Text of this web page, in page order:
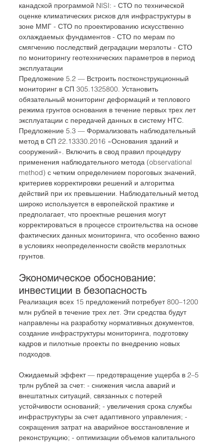
канадской программой NISI: - СТО по технической
оценке климатических рисков для инфраструктуры в
зоне ММГ - СТО по проектированию искусственно
охлаждаемых фундаментов - СТО по мерам по
смягчению последствий деградации мерзлоты - СТО
по мониторингу геотехнических параметров в период
эксплуатации
Предложение 5.2 — Встроить постконструкционный
мониторинг в СП 305.1325800. Установить
обязательный мониторинг деформаций и теплового
режима грунтов основания в течение первых трех лет
эксплуатации с передачей данных в систему НТС.
Предложение 5.3 — Формализовать наблюдательный
метод в СП 22.13330.2016 «Основания зданий и
сооружений». Включить в свод правил процедуру
применения наблюдательного метода (observational
method) с четким определением пороговых значений,
критериев корректировки решений и алгоритма
действий при их превышении. Наблюдательный метод
широко используется в европейской практике и
предполагает, что проектные решения могут
корректироваться в процессе строительства на основе
фактических данных мониторинга, что особенно важно
в условиях неопределенности свойств мерзлотных
грунтов.
Экономическое обоснование:
инвестиции в безопасность
Реализация всех 15 предложений потребует 800–1200
млн рублей в течение трех лет. Эти средства будут
направлены на разработку нормативных документов,
создание инфраструктуры мониторинга, подготовку
кадров и пилотные проекты по внедрению новых
подходов.
Ожидаемый эффект — предотвращение ущерба в 2–5
трлн рублей за счет: - снижения числа аварий и
внештатных ситуаций, связанных с потерей
устойчивости оснований; - увеличения срока службы
инфраструктуры за счет адаптивного управления; -
сокращения затрат на аварийное восстановление и
реконструкцию; - оптимизации объемов капитального